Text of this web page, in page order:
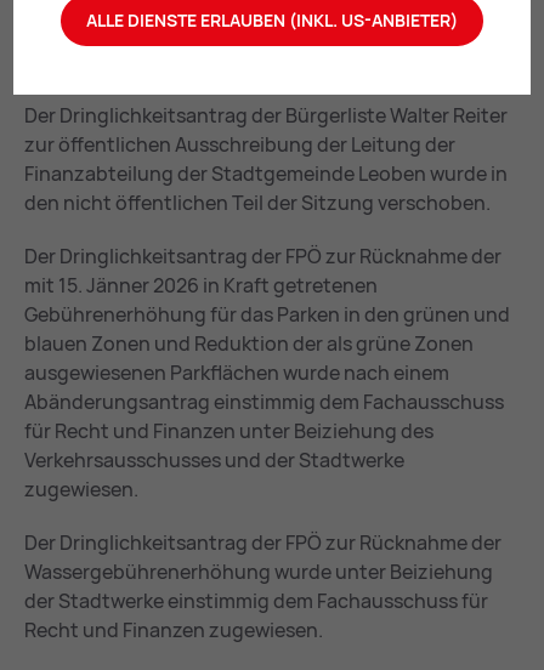
Congress Zentrums der Stadtgemeinde Leoben wurde
Der Dringlichkeitsantrag der Bürgerliste Walter Reiter
zur öffentlichen Ausschreibung der Leitung der
Finanzabteilung der Stadtgemeinde Leoben wurde in
den nicht öffentlichen Teil der Sitzung verschoben.
Der Dringlichkeitsantrag der FPÖ zur Rücknahme der
mit 15. Jänner 2026 in Kraft getretenen
Gebührenerhöhung für das Parken in den grünen und
blauen Zonen und Reduktion der als grüne Zonen
ausgewiesenen Parkflächen wurde nach einem
Abänderungsantrag einstimmig dem Fachausschuss
für Recht und Finanzen unter Beiziehung des
Verkehrsausschusses und der Stadtwerke
zugewiesen.
Der Dringlichkeitsantrag der FPÖ zur Rücknahme der
Wassergebührenerhöhung wurde unter Beiziehung
der Stadtwerke einstimmig dem Fachausschuss für
Recht und Finanzen zugewiesen.
ALLE DIENSTE ERLAUBEN (INKL. US-ANBIETER)